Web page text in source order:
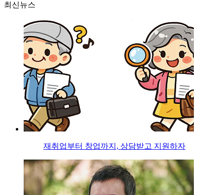
최신뉴스
재취업부터 창업까지, 상담받고 지원하자